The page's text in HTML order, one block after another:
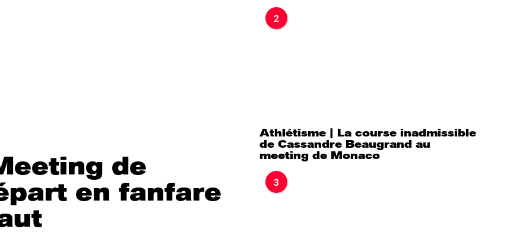
de
en fanfare
2
Athlétisme | La course inadmissible
de Cassandre Beaugrand au
meeting de Monaco
3